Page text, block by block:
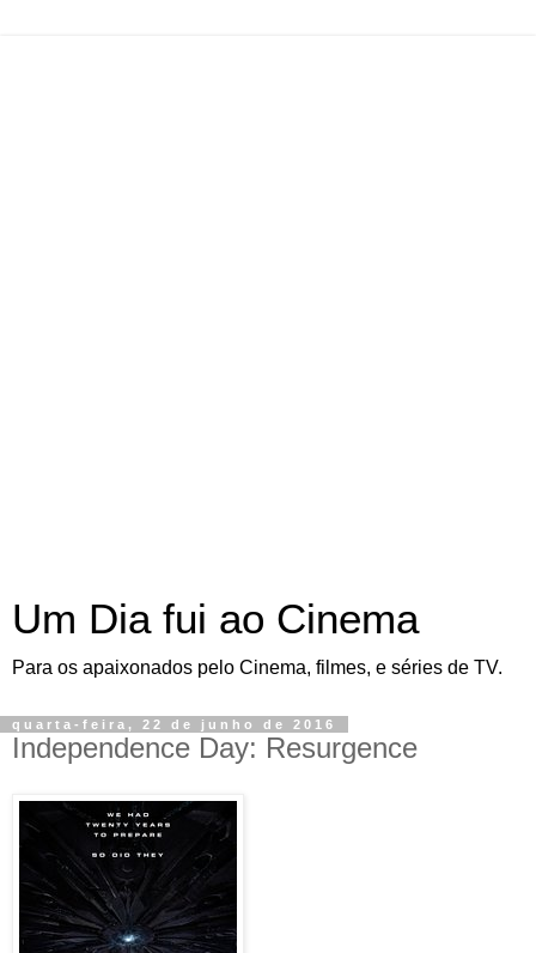
Um Dia fui ao Cinema
Para os apaixonados pelo Cinema, filmes, e séries de TV.
quarta-feira, 22 de junho de 2016
Independence Day: Resurgence